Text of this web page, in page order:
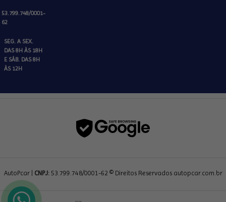
53.799.748/0001-
62
SEG. A SEX.
DAS 8H ÀS 18H
E SÁB. DAS 8H
ÀS 12H
AutoPcar | CNPJ:53.799.748/0001-62 © Direitos Reservados autopcar.com.br